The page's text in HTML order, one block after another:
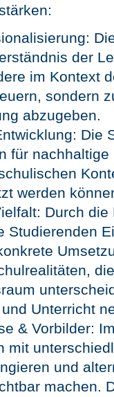
der
im Kontext
sondern
abzugeben.
Die
für
werden
Durch die
Studierenden
Unterricht
& Vorbilder:
mit
und
machen.